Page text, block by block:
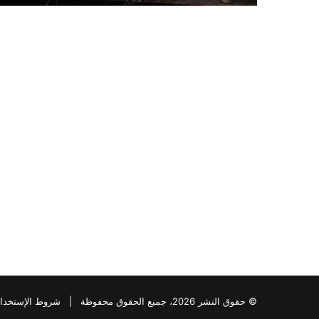
© حقوق النشر 2026، جميع الحقوق محفوظة | شروط